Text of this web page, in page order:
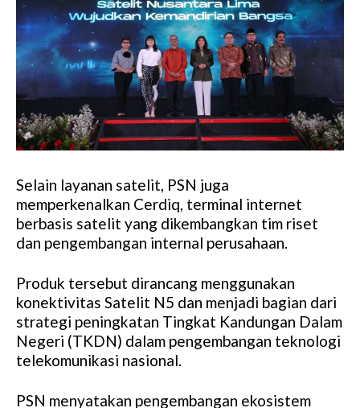
Selain layanan satelit, PSN juga
memperkenalkan Cerdiq, terminal internet
berbasis satelit yang dikembangkan tim riset
dan pengembangan internal perusahaan.
Produk tersebut dirancang menggunakan
konektivitas Satelit N5 dan menjadi bagian dari
strategi peningkatan Tingkat Kandungan Dalam
Negeri (TKDN) dalam pengembangan teknologi
telekomunikasi nasional.
PSN menyatakan pengembangan ekosistem